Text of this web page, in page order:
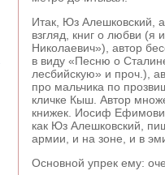
Итак, Юз Алешковский,
взгляд, книг о любви (я
Николаевич»), автор
в виду «Песню о
лесбийскую» и проч.),
про мальчика по
кличке Кыш. Автор
книжек. Иосиф
как Юз Алешковский,
армии, и на зоне, и в
Основной упрек ему: